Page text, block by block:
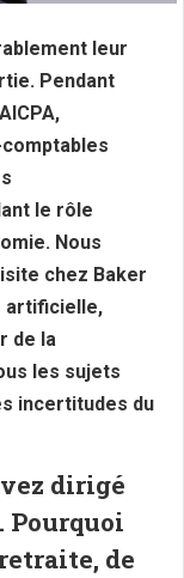
leur
Pendant
le rôle
Nous
chez Baker
artificielle,
de la
les sujets
incertitudes du
dirigé
Pourquoi
de